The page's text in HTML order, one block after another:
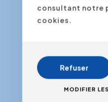
Facebook
consultant notre
cookies.
Refuser
MODIFIER